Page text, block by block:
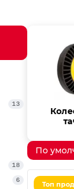
13
18
6
По
Топ